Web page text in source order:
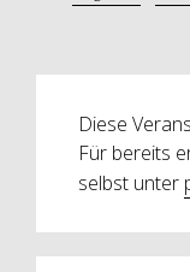
Diese
Für bereits
selbst unter